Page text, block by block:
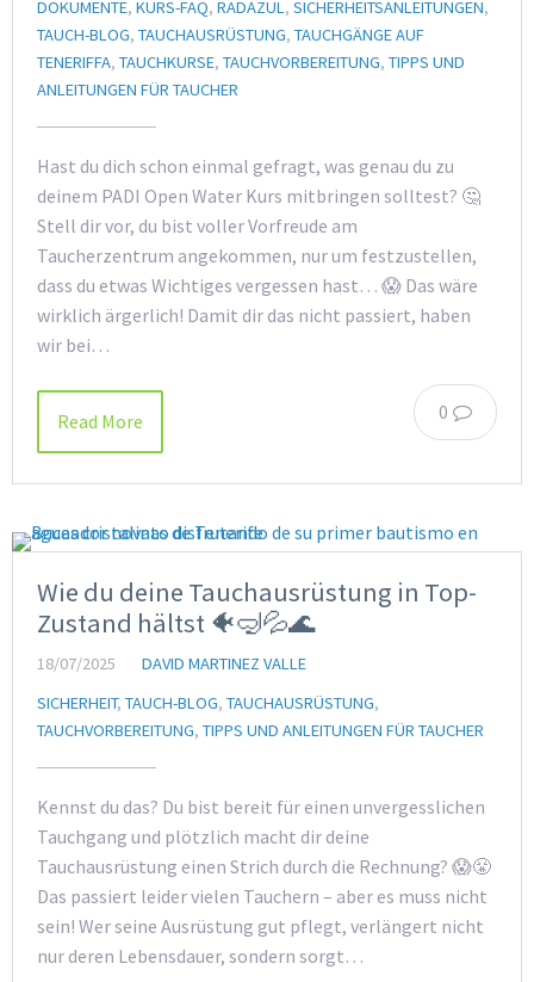
DOKUMENTE, KURS-FAQ, RADAZUL, SICHERHEITSANLEITUNGEN,
TAUCH-BLOG, TAUCHAUSRÜSTUNG, TAUCHGÄNGE AUF
TENERIFFA, TAUCHKURSE, TAUCHVORBEREITUNG, TIPPS UND
ANLEITUNGEN FÜR TAUCHER
Hast du dich schon einmal gefragt, was genau du zu
deinem PADI Open Water Kurs mitbringen solltest? 🤔
Stell dir vor, du bist voller Vorfreude am
Taucherzentrum angekommen, nur um festzustellen,
dass du etwas Wichtiges vergessen hast… 😱 Das wäre
wirklich ärgerlich! Damit dir das nicht passiert, haben
wir bei…
0
Read More
Wie du deine Tauchausrüstung in Top-
Zustand hältst 🐠🤿💦🌊
18/07/2025
DAVID MARTINEZ VALLE
SICHERHEIT, TAUCH-BLOG, TAUCHAUSRÜSTUNG,
TAUCHVORBEREITUNG, TIPPS UND ANLEITUNGEN FÜR TAUCHER
Kennst du das? Du bist bereit für einen unvergesslichen
Tauchgang und plötzlich macht dir deine
Tauchausrüstung einen Strich durch die Rechnung? 😱😤
Das passiert leider vielen Tauchern – aber es muss nicht
sein! Wer seine Ausrüstung gut pflegt, verlängert nicht
nur deren Lebensdauer, sondern sorgt…